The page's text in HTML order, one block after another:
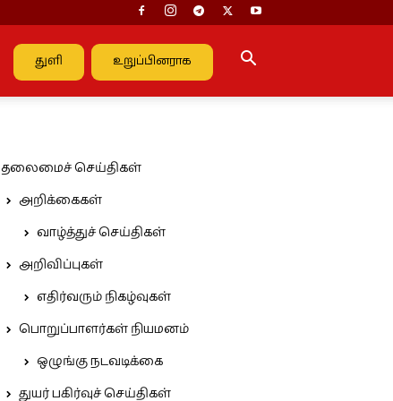
துளி உறுப்பினராக
தலைமைச் செய்திகள்
அறிக்கைகள்
வாழ்த்துச் செய்திகள்
அறிவிப்புகள்
எதிர்வரும் நிகழ்வுகள்
பொறுப்பாளர்கள் நியமனம்
ஒழுங்கு நடவடிக்கை
துயர் பகிர்வுச் செய்திகள்